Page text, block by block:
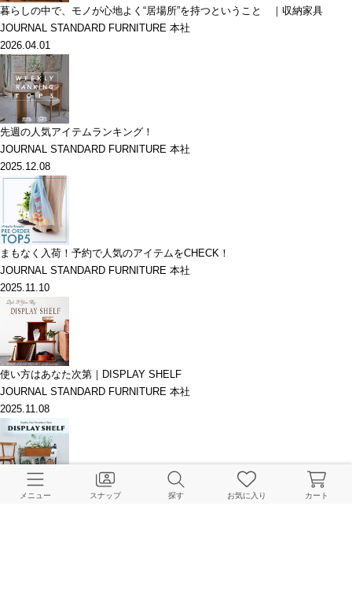
暮らしの中で、モノが心地よく“居場所”を持つということ ｜収納家具
JOURNAL STANDARD FURNITURE 本社
2026.04.01
先週の人気アイテムランキング！
JOURNAL STANDARD FURNITURE 本社
2025.12.08
まもなく入荷！予約で人気のアイテムをCHECK！
JOURNAL STANDARD FURNITURE 本社
2025.11.10
使い方はあなた次第｜DISPLAY SHELF
JOURNAL STANDARD FURNITURE 本社
2025.11.08
お気に入りをおしゃれに飾ろう｜DISPLAY SHELF
メニュー スナップ 探す お気に入り カート